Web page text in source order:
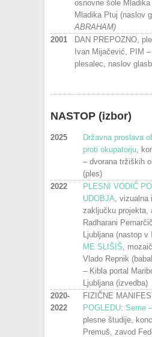
osnovne šole
Mladika Ptuj (naslov
ABRAHAM)
2001
DAN PREPOZNO,
Ivan Mijačević, PIM
plesalec, naslov
NASTOP (izbor)
2025
Državna proslava
proti okupatorju ,
– dvorana tržiških
(ples)
2022
PLESNI VODIČ
UDOBJA ,
zaključku projekta,
Radharani
Ljubljana (nastop v
ME SLIŠIŠ ,
Vlado Repnik
– Kibla portal
Ljubljana (izvedba)
2020-
2022
FIZIČNE
POGLEDU: Seme
plesne študije,
Premuš, zavod